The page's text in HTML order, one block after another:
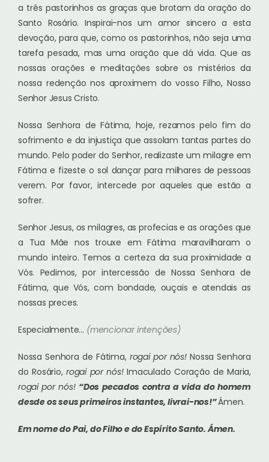
a três pastorinhos as graças que brotam da oração do
Santo Rosário. Inspirai-nos um amor sincero a esta
devoção, para que, como os pastorinhos, não seja uma
tarefa pesada, mas uma oração que dá vida. Que as
nossas orações e meditações sobre os mistérios da
nossa redenção nos aproximem do vosso Filho, Nosso
Senhor Jesus Cristo.
Nossa Senhora de Fátima, hoje, rezamos pelo fim do
sofrimento e da injustiça que assolam tantas partes do
mundo. Pelo poder do Senhor, realizaste um milagre em
Fátima e fizeste o sol dançar para milhares de pessoas
verem. Por favor, intercede por aqueles que estão a
sofrer.
Senhor Jesus, os milagres, as profecias e as orações que
a Tua Mãe nos trouxe em Fátima maravilharam o
mundo inteiro. Temos a certeza da sua proximidade a
Vós. Pedimos, por intercessão de Nossa Senhora de
Fátima, que Vós, com bondade, ouçais e atendais as
nossas preces.
Especialmente… (mencionar intenções)
Nossa Senhora de Fátima, rogai por nós!Nossa Senhora
do Rosário,rogai por nós!Imaculado Coração de Maria,
rogai por nós! “Dos pecados contra a vida do homem
desde os seus primeiros instantes, livrai-nos!”Ámen.
Em nome do Pai, do Filho e do Espírito Santo.Ámen.